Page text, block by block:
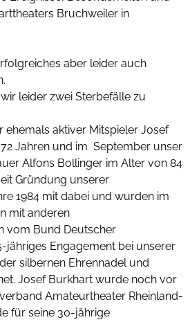
Bruchweiler in
aber leider auch
leider zwei Sterbefälle zu
ehemals aktiver Mitspieler Josef
Jahren und im September unser
Alfons Bollinger im Alter von 84
Gründung unserer
1984 mit dabei und wurden im
mit anderen
vom Bund Deutscher
jähriges Engagement bei unserer
silbernen Ehrennadel und
Josef Burkhart wurde noch vor
Amateurtheater Rheinland-
für seine 30-jährige